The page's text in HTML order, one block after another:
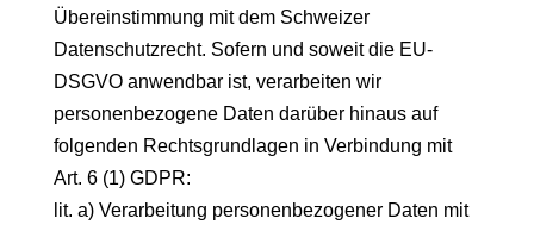
Übereinstimmung mit dem Schweizer
Datenschutzrecht. Sofern und soweit die EU-
DSGVO anwendbar ist, verarbeiten wir
personenbezogene Daten darüber hinaus auf
folgenden Rechtsgrundlagen in Verbindung mit
Art. 6 (1) GDPR:
lit. a) Verarbeitung personenbezogener Daten mit